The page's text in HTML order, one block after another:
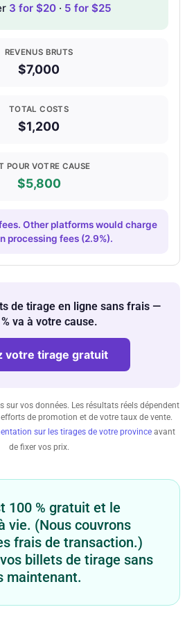
3 for $20 · 5 for $25
REVENUS BRUTS
$7,000
TOTAL COSTS
$1,200
POUR VOTRE CAUSE
$5,800
Other platforms would charge
processing fees (2.9%).
de tirage en ligne sans frais —
va à votre cause.
votre tirage gratuit
sur vos données. Les résultats réels dépendent
de promotion et de votre taux de vente.
sur les tirages de votre provinceavant
de fixer vos prix.
100 % gratuit et le
vie. (Nous couvrons
frais de transaction.)
billets de tirage sans
maintenant.